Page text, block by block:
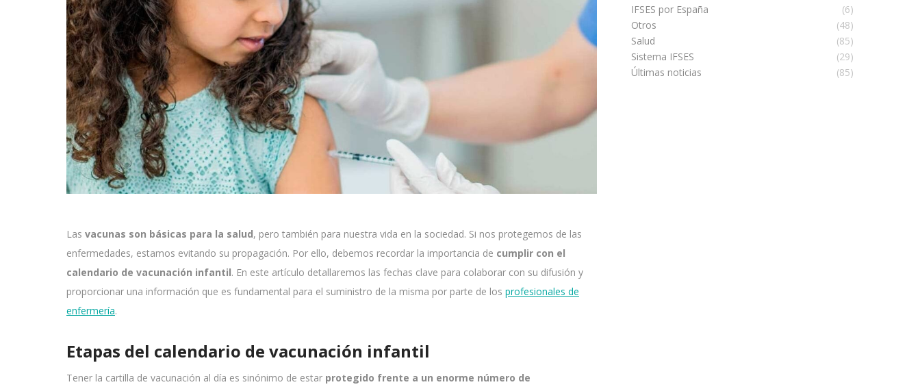
Las vacunas son básicas para la salud, pero también para nuestra vida en la sociedad. Si nos protegemos de las
enfermedades, estamos evitando su propagación. Por ello, debemos recordar la importancia de cumplir con el
calendario de vacunación infantil. En este artículo detallaremos las fechas clave para colaborar con su difusión y
proporcionar una información que es fundamental para el suministro de la misma por parte de los profesionales de
enfermería.
Etapas del calendario de vacunación infantil
Tener la cartilla de vacunación al día es sinónimo de estar protegido frente a un enorme número de
IFSES por España
(6)
Otros
(48)
Salud
(85)
Sistema IFSES
(29)
Últimas noticias
(85)